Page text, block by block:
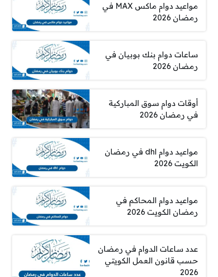
مواعيد دوام ماكس MAX في
رمضان 2026
ساعات دوام بنك بوبيان في
رمضان 2026
أوقات دوام سوق المباركية
في رمضان 2026
مواعيد دوام dhl في رمضان
الكويت 2026
مواعيد دوام المحاكم في
رمضان الكويت 2026
عدد ساعات الدوام في رمضان
حسب قانون العمل الكويتي
2026